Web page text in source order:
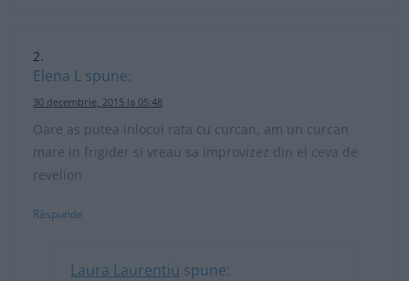
Elena L spune:
30 decembrie, 2015 la 05:48
Oare as putea inlocui rata cu curcan, am un curcan
mare in frigider si vreau sa improvizez din el ceva de
revelion
Răspunde
Laura Laurentiu spune: